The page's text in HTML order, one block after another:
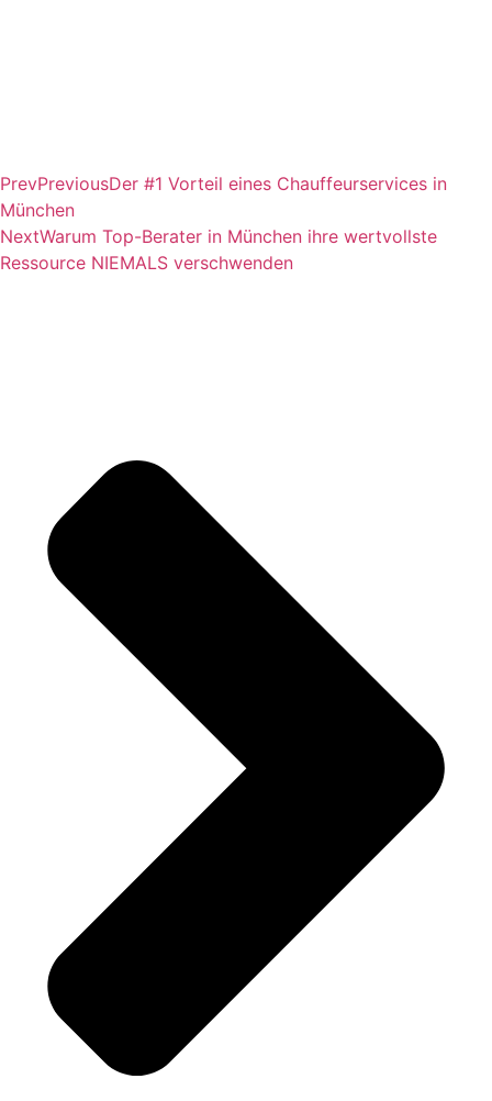
PrevPreviousDer #1 Vorteil eines Chauffeurservices in
München
NextWarum Top-Berater in München ihre wertvollste
Ressource NIEMALS verschwenden